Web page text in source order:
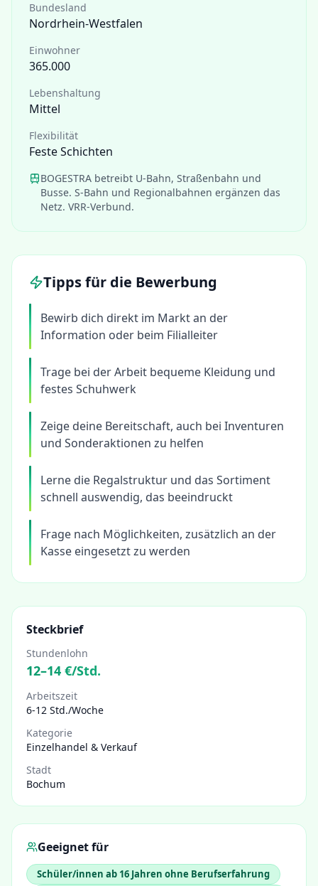
Bundesland
Nordrhein-Westfalen
Einwohner
365.000
Lebenshaltung
Mittel
Flexibilität
Feste Schichten
BOGESTRA betreibt U-Bahn, Straßenbahn und
Busse. S-Bahn und Regionalbahnen ergänzen das
Netz. VRR-Verbund.
Tipps für die Bewerbung
Bewirb dich direkt im Markt an der
Information oder beim Filialleiter
Trage bei der Arbeit bequeme Kleidung und
festes Schuhwerk
Zeige deine Bereitschaft, auch bei Inventuren
und Sonderaktionen zu helfen
Lerne die Regalstruktur und das Sortiment
schnell auswendig, das beeindruckt
Frage nach Möglichkeiten, zusätzlich an der
Kasse eingesetzt zu werden
Steckbrief
Stundenlohn
12–14 €/Std.
Arbeitszeit
6-12 Std./Woche
Kategorie
Einzelhandel & Verkauf
Stadt
Bochum
Geeignet für
Schüler/innen ab 16 Jahren ohne Berufserfahrung